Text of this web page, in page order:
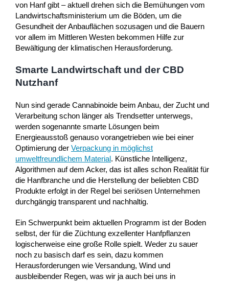
von Hanf gibt – aktuell drehen sich die Bemühungen vom
Landwirtschaftsministerium um die Böden, um die
Gesundheit der Anbauflächen sozusagen und die Bauern
vor allem im Mittleren Westen bekommen Hilfe zur
Bewältigung der klimatischen Herausforderung.
Smarte Landwirtschaft und der CBD
Nutzhanf
Nun sind gerade Cannabinoide beim Anbau, der Zucht und
Verarbeitung schon länger als Trendsetter unterwegs,
werden sogenannte smarte Lösungen beim
Energieausstoß genauso vorangetrieben wie bei einer
Optimierung der Verpackung in möglichst
umweltfreundlichem Material. Künstliche Intelligenz,
Algorithmen auf dem Acker, das ist alles schon Realität für
die Hanfbranche und die Herstellung der beliebten CBD
Produkte erfolgt in der Regel bei seriösen Unternehmen
durchgängig transparent und nachhaltig.
Ein Schwerpunkt beim aktuellen Programm ist der Boden
selbst, der für die Züchtung exzellenter Hanfpflanzen
logischerweise eine große Rolle spielt. Weder zu sauer
noch zu basisch darf es sein, dazu kommen
Herausforderungen wie Versandung, Wind und
ausbleibender Regen, was wir ja auch bei uns in